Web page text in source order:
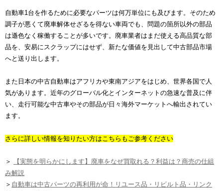
自動車1台を作るために必要なパーツは何万単位にも及びます。そのため
調子が悪くて廃車解体せざるを得ない車両でも、問題の箇所以外の部品
は遜色なく稼働することが多いです。廃車業者はまだ使える高品質な部
品を、安易にスクラップにはせず、新たな価値を見出して中古部品市場
へと送り出します。
また日本の中古自動車はアフリカや東南アジアをはじめ、世界各国で人
気があります。近年のグローバル化とインターネットの急速な普及に伴
い、走行可能な中古車やその部品が日々海外マーケットへ輸出されてい
ます。
さらに詳しい情報を知りたい方はこちらもご参考ください
＞
【実態を明らかにします】廃車をなぜ買取れる？利益は？商売の仕組
み解説
＞ 自動車は中古パーツの再利用が命！リユース品・リビルト品・リンク